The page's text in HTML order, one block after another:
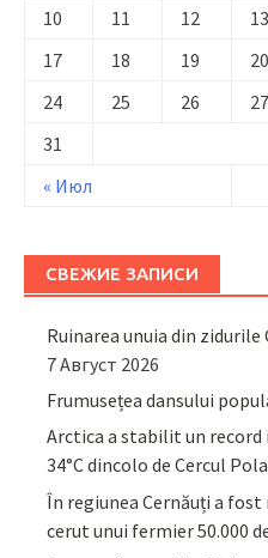
« Июл
10
11 12 13
17
18 19 20
24
25 26 27
31
СВЕЖИЕ ЗАПИСИ
Ruinarea unuia din
7 Август 2026
Frumusețea dansului
Arctica a stabilit un record
34°C dincolo de Cercul
În regiunea Cernăuți a
cerut unui fermier 50.000